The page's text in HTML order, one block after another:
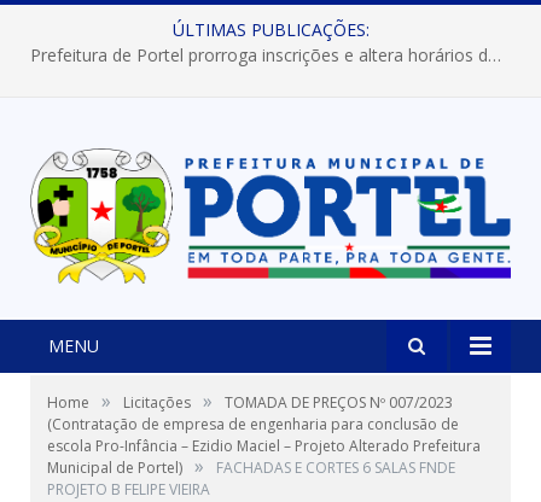
ÚLTIMAS PUBLICAÇÕES:
Prefeitura de Portel prorroga inscrições e altera horários dos concursos “Musa” e “Miss Mix Verão 2026”
MENU
Home » Licitações »
TOMADA DE PREÇOS Nº 007/2023
(Contratação de empresa de engenharia para conclusão de
escola Pro-Infância – Ezidio Maciel – Projeto Alterado Prefeitura
Municipal de Portel) »
FACHADAS E CORTES 6 SALAS FNDE
PROJETO B FELIPE VIEIRA